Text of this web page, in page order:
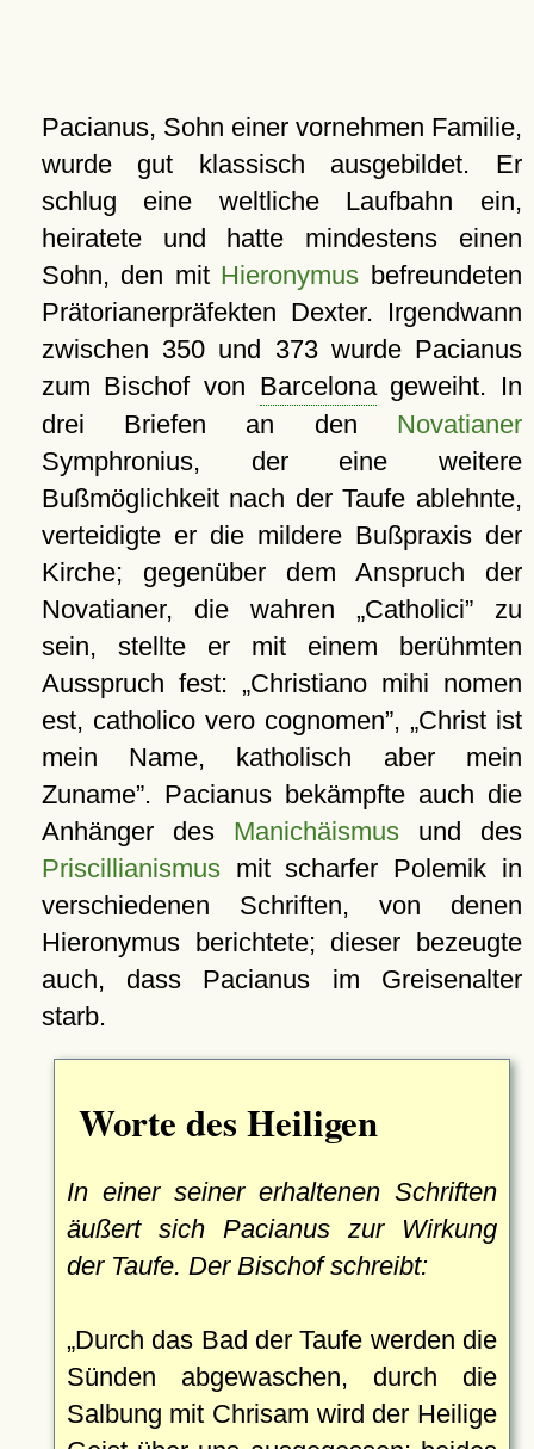
Pacianus, Sohn einer vornehmen Familie,
wurde gut klassisch ausgebildet. Er
schlug eine weltliche Laufbahn ein,
heiratete und hatte mindestens einen
Sohn, den mit Hieronymus befreundeten
Prätorianerpräfekten Dexter. Irgendwann
zwischen 350 und 373 wurde Pacianus
zum Bischof von Barcelonageweiht. In
drei Briefen an den Novatianer
Symphronius, der eine weitere
Bußmöglichkeit nach der Taufe ablehnte,
verteidigte er die mildere Bußpraxis der
Kirche; gegenüber dem Anspruch der
Novatianer, die wahren
Catholici zu
sein, stellte er mit einem berühmten
Ausspruch fest:
Christiano mihi nomen
est, catholico vero cognomen ,
Christ ist
mein Name, katholisch aber mein
Zuname . Pacianus bekämpfte auch die
Anhänger des Manichäismusund des
Priscillianismusmit scharfer Polemik in
verschiedenen Schriften, von denen
Hieronymus berichtete; dieser bezeugte
auch, dass Pacianus im Greisenalter
starb.
Worte des Heiligen
In einer seiner erhaltenen Schriften
äußert sich Pacianus zur Wirkung
der Taufe. Der Bischof schreibt:
Durch das Bad der Taufe werden die
Sünden abgewaschen, durch die
Salbung mit Chrisam wird der Heilige